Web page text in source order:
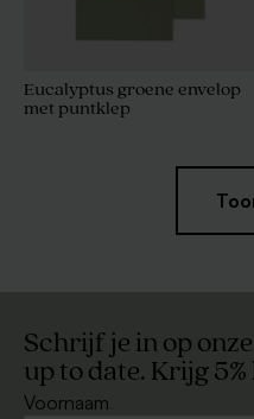
Eucalyptus groene envelop
met puntklep
Zachtroze envelop
Schrijf je in op
up to date. Krijg
Voornaam